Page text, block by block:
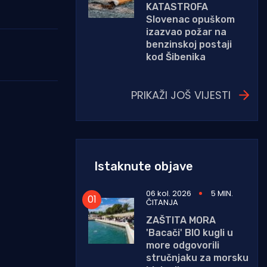
KATASTROFA
Slovenac opuškom
izazvao požar na
benzinskoj postaji
kod Šibenika
PRIKAŽI JOŠ VIJESTI
Istaknute objave
06 kol. 2026 5 MIN.
ČITANJA
ZAŠTITA MORA
'Bacači' BIO kugli u
more odgovorili
stručnjaku za morsku